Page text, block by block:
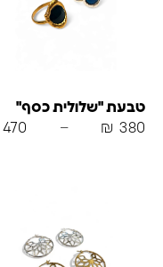
טבעת "שלולית כסף"
₪ 380
–
470